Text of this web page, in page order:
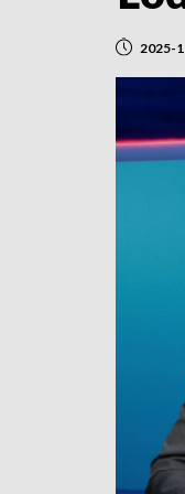
2025-